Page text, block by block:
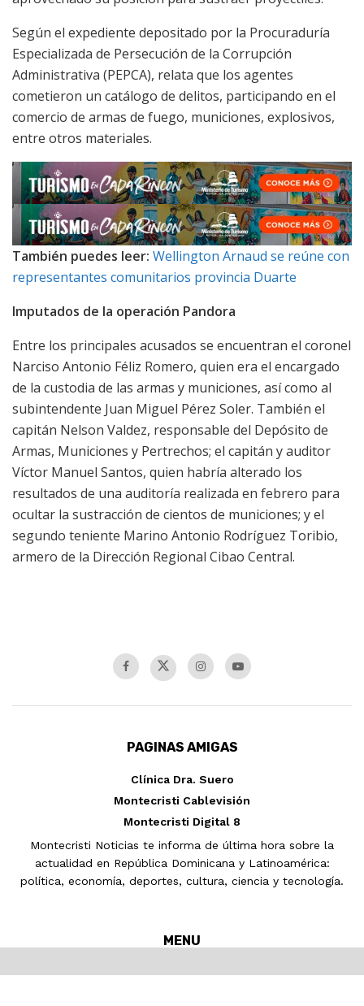
Según el expediente depositado por la Procuraduría
Especializada de Persecución de la Corrupción
Administrativa (PEPCA), relata que los agentes
cometieron un catálogo de delitos, participando en el
comercio de armas de fuego, municiones, explosivos,
entre otros materiales.
También puedes leer: Wellington Arnaud se reúne con
representantes comunitarios provincia Duarte
Imputados de la operación Pandora
Entre los principales acusados se encuentran el coronel
Narciso Antonio Féliz Romero, quien era el encargado
de la custodia de las armas y municiones, así como al
subintendente Juan Miguel Pérez Soler. También el
capitán Nelson Valdez, responsable del Depósito de
Armas, Municiones y Pertrechos; el capitán y auditor
Víctor Manuel Santos, quien habría alterado los
resultados de una auditoría realizada en febrero para
ocultar la sustracción de cientos de municiones; y el
segundo teniente Marino Antonio Rodríguez Toribio,
armero de la Dirección Regional Cibao Central.
PAGINAS AMIGAS
Clínica Dra. Suero
Montecristi Cablevisión
Montecristi Digital 8
Montecristi Noticias te informa de última hora sobre la
actualidad en República Dominicana y Latinoamérica:
política, economía, deportes, cultura, ciencia y tecnología.
MENU
Inicio